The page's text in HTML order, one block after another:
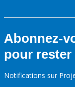
Abonnez-
pour
Notifications sur